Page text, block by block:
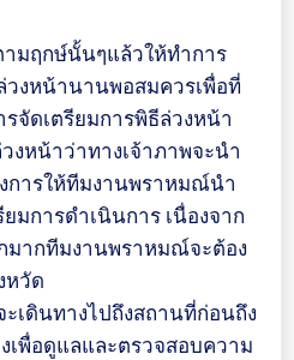
ามฤกษ์นั้นๆแล้วให้ทำการ
วงหน้านานพอสมควรเพื่อที่
จัดเตรียมการพิธีล่วงหน้า
หน้าว่าทางเจ้าภาพจะนำ
การให้ทีมงานพราหมณ์นำ
มการดำเนินการ เนื่องจาก
ากทีมงานพราหมณ์จะต้อง
หวัด
เดินทางไปถึงสถานที่ก่อนถึง
พื่อดูแลและตรวจสอบความ